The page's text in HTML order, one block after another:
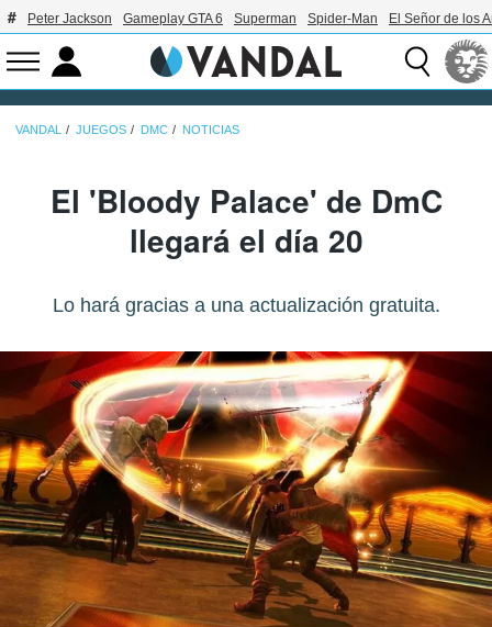
Peter Jackson Gameplay GTA 6 Superman Spider-Man El Señor de los
VANDAL JUEGOS DMC NOTICIAS
El 'Bloody Palace' de DmC
llegará el día 20
Lo hará gracias a una actualización gratuita.